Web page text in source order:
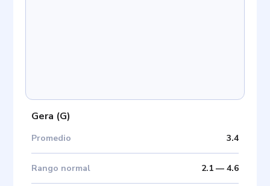
Gera (G)
Promedio 3.4
Rango normal 2.1— 4.6